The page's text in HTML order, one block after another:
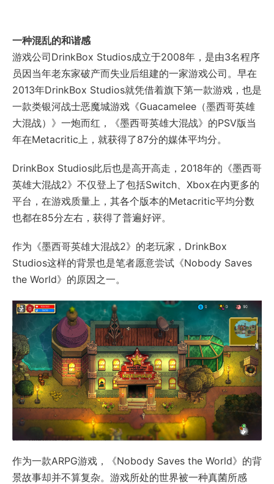
一种混乱的和谐感
游戏公司DrinkBox Studios成立于2008年，是由3名程序
员因当年老东家破产而失业后组建的一家游戏公司。早在
2013年DrinkBox Studios就凭借着旗下第一款游戏，也是
一款类银河战士恶魔城游戏《Guacamelee（墨西哥英雄
大混战）》一炮而红，《墨西哥英雄大混战》的PSV版当
年在Metacritic上，就获得了87分的媒体平均分。
DrinkBox Studios此后也是高开高走，2018年的《墨西哥
英雄大混战2》不仅登上了包括Switch、Xbox在内更多的
平台，在游戏质量上，其各个版本的Metacritic平均分数
也都在85分左右，获得了普遍好评。
作为《墨西哥英雄大混战2》的老玩家，DrinkBox
Studios这样的背景也是笔者愿意尝试《Nobody Saves
the World》的原因之一。
作为一款ARPG游戏，《Nobody Saves the World》的背
景故事却并不算复杂。游戏所处的世界被一种真菌所感